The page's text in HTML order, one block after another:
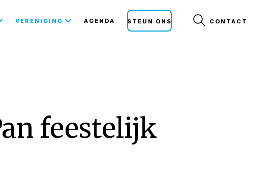
VERENIGING AGENDA STEUN ONS CONTACT
feestelijk